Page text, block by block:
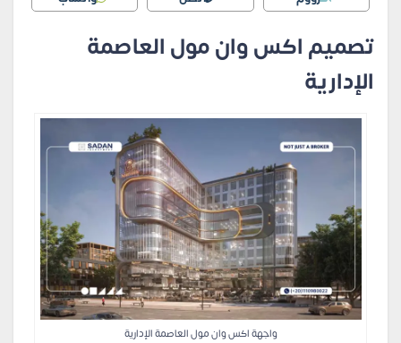
تصميم اكس وان مول العاصمة
الإدارية
واجهة اكس وان مول العاصمة الإدارية